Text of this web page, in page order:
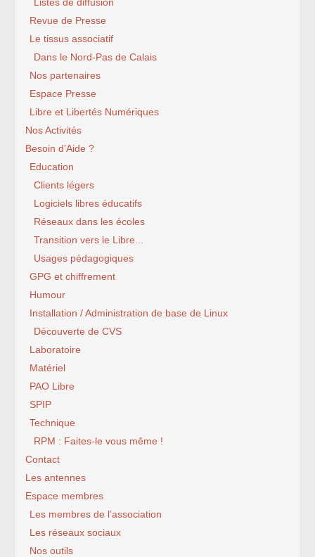
Revue de Presse
Le tissus associatif
Dans le Nord-Pas de Calais
Nos partenaires
Espace Presse
Libre et Libertés Numériques
Nos Activités
Besoin d’Aide ?
Education
Clients légers
Logiciels libres éducatifs
Réseaux dans les écoles
Transition vers le Libre...
Usages pédagogiques
GPG et chiffrement
Humour
Installation / Administration de base de Linux
Découverte de CVS
Laboratoire
Matériel
PAO Libre
SPIP
Technique
RPM : Faites-le vous même !
Contact
Les antennes
Espace membres
Les membres de l’association
Les réseaux sociaux
Nos outils